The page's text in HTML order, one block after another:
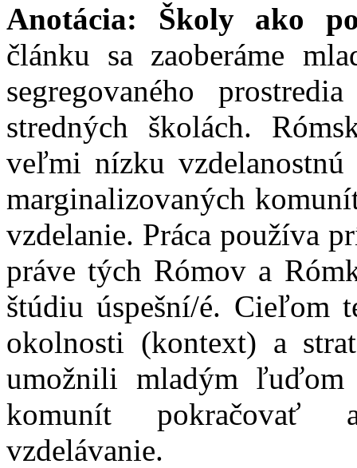
Anotácia: Školy ako
článku sa zaoberáme
segregovaného
stredných školách.
veľmi nízku
marginalizovaných
vzdelanie. Práca používa
práve tých Rómov a
štúdiu úspešní/é. Cieľom
okolnosti (kontext) a
umožnili mladým ľuďom
komunít pokračovať
vzdelávanie.